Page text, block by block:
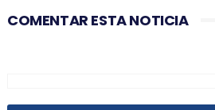
COMENTAR ESTA NOTICIA